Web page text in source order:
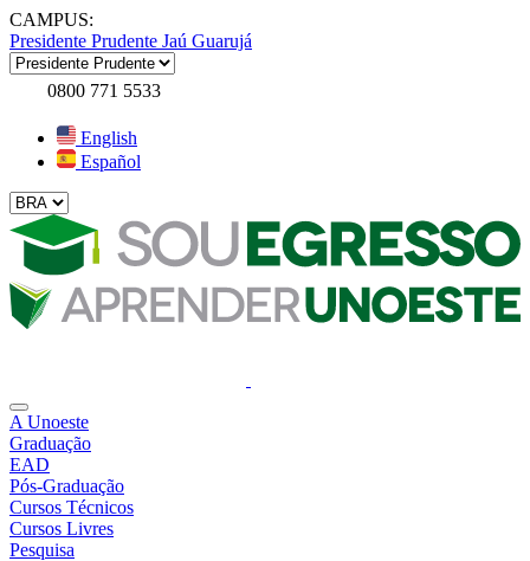
CAMPUS:
Presidente Prudente Jaú Guarujá
0800 771 5533
English
Español
A Unoeste
Graduação
EAD
Pós-Graduação
Cursos Técnicos
Cursos Livres
Pesquisa